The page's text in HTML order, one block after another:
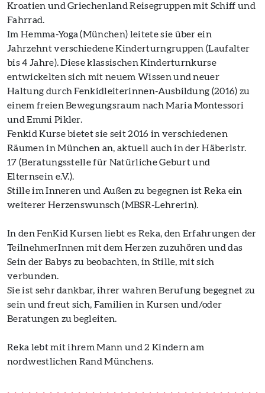
Kroatien und Griechenland Reisegruppen mit Schiff und
Fahrrad.
Im Hemma-Yoga (München) leitete sie über ein
Jahrzehnt verschiedene Kinderturngruppen (Laufalter
bis 4 Jahre). Diese klassischen Kinderturnkurse
entwickelten sich mit neuem Wissen und neuer
Haltung durch Fenkidleiterinnen-Ausbildung (2016) zu
einem freien Bewegungsraum nach Maria Montessori
und Emmi Pikler.
Fenkid Kurse bietet sie seit 2016 in verschiedenen
Räumen in München an, aktuell auch in der Häberlstr.
17 (Beratungsstelle für Natürliche Geburt und
Elternsein e.V.).
Stille im Inneren und Außen zu begegnen ist Reka ein
weiterer Herzenswunsch (MBSR-Lehrerin).
In den FenKid Kursen liebt es Reka, den Erfahrungen der
TeilnehmerInnen mit dem Herzen zuzuhören und das
Sein der Babys zu beobachten, in Stille, mit sich
verbunden.
Sie ist sehr dankbar, ihrer wahren Berufung begegnet zu
sein und freut sich, Familien in Kursen und/oder
Beratungen zu begleiten.
Reka lebt mit ihrem Mann und 2 Kindern am
nordwestlichen Rand Münchens.